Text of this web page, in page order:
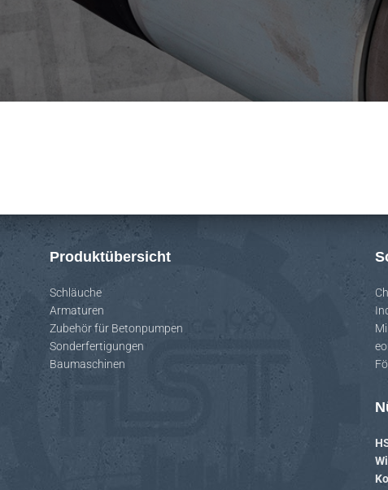
Produktübersicht
Schläuche
Armaturen
Zubehör für Betonpumpen
Sonderfertigungen
Baumaschinen